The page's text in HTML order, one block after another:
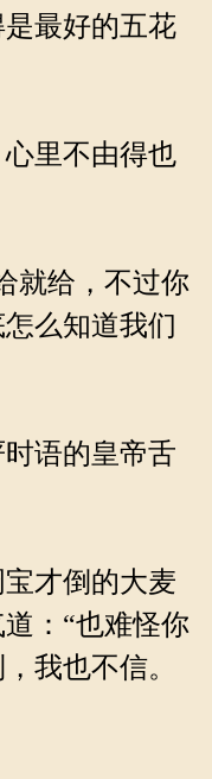
最好的五花
里不由得也
就给，不过你
么知道我们
语的皇帝舌
才倒的大麦
：“也难怪你
我也不信。